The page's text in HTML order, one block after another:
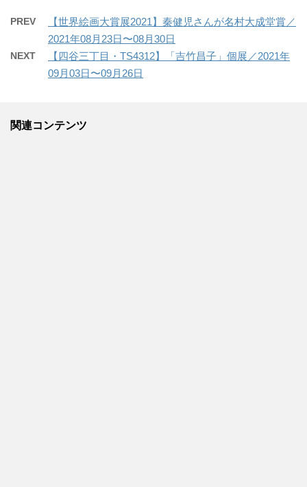
PREV
【世界絵画大賞展2021】秦健児さんが名村大成堂賞／
2021年08月23日〜08月30日
NEXT
【四谷三丁目・TS4312】「吉竹昌子」個展／2021年
09月03日〜09月26日
関連コンテンツ